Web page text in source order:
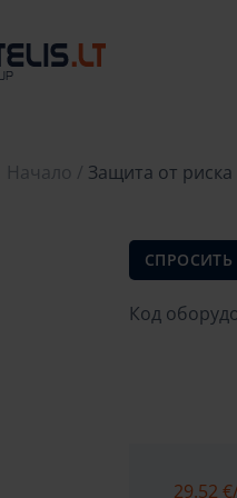
Начало Защита от
Код
29.52 €